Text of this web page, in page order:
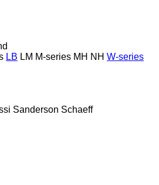
LB LM M-series MH NH W-series
Sanderson Schaeff